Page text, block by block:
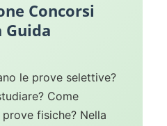
Concorsi
le prove selettive?
Come
fisiche? Nella